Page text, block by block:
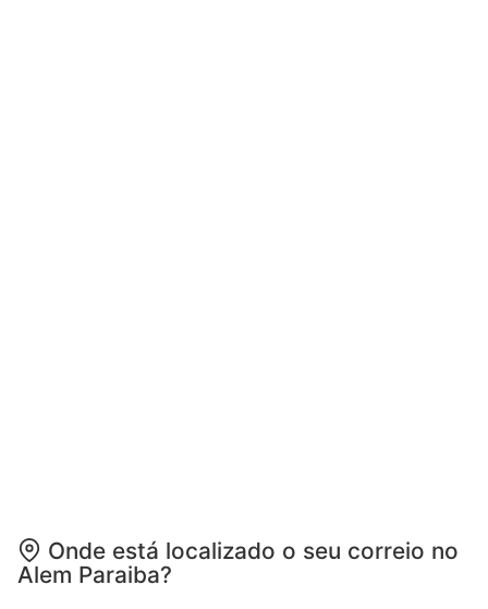
Onde está localizado o seu correio no
Alem Paraiba?